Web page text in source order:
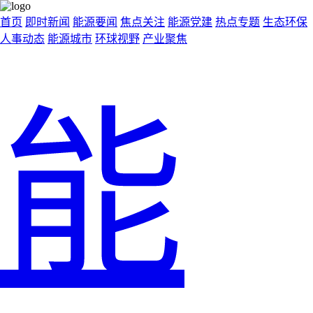
首页 即时新闻 能源要闻 焦点关注 能源党建 热点专题 生态环保
人事动态 能源城市 环球视野 产业聚焦
能